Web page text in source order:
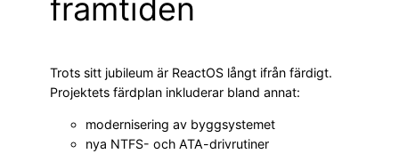
framtiden
Trots sitt jubileum är ReactOS långt ifrån färdigt.
Projektets färdplan inkluderar bland annat:
modernisering av byggsystemet
nya NTFS- och ATA-drivrutiner